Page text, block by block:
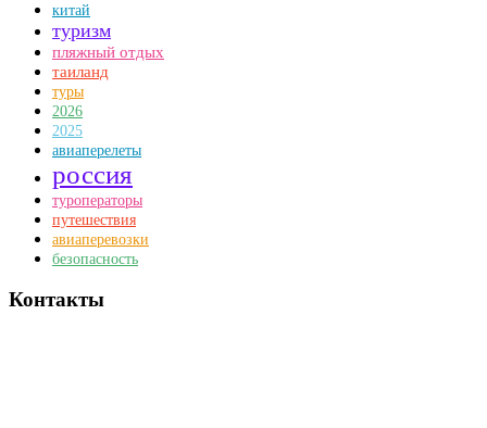
китай
туризм
пляжный отдых
таиланд
туры
2026
2025
авиаперелеты
россия
туроператоры
путешествия
авиаперевозки
безопасность
Контакты